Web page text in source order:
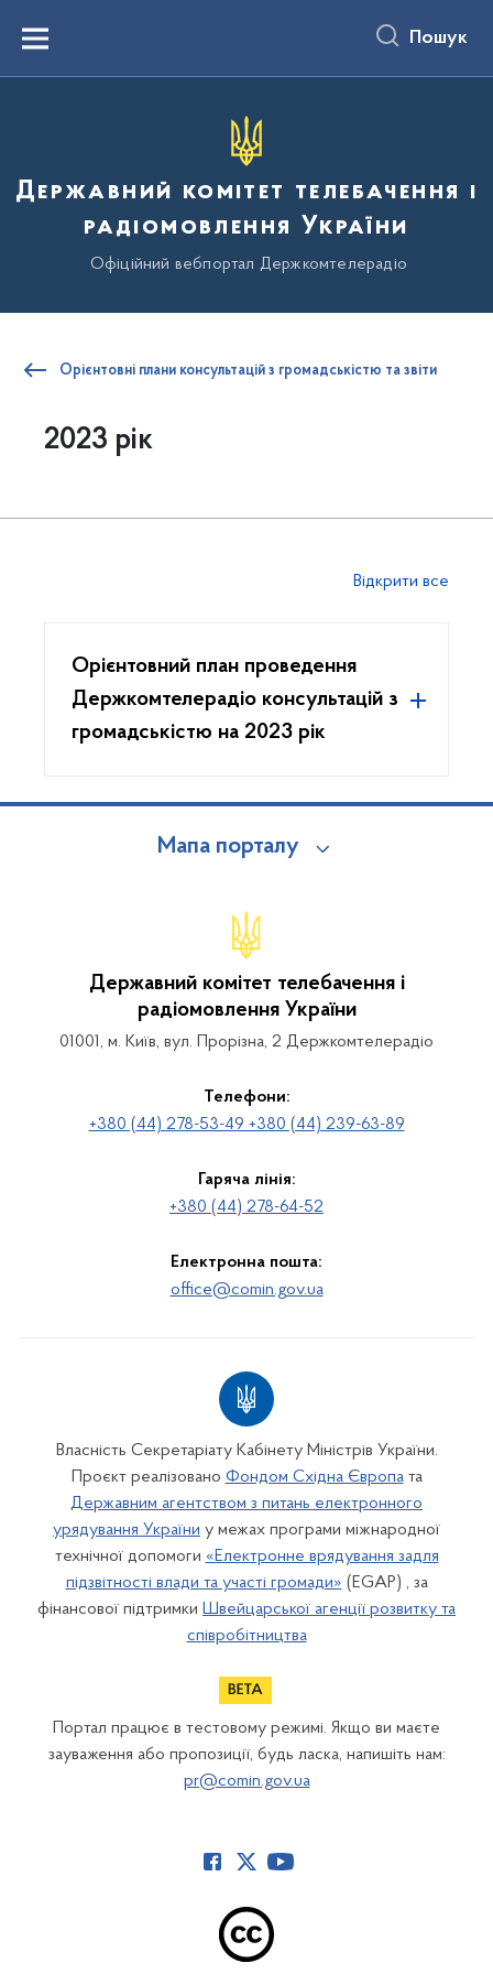
вмістуMenu Пошук
Державний комітет телебачення і
радіомовлення України
Офіційний вебпортал Держкомтелерадіо
Орієнтовні плани консультацій з громадськістю та звіти
2023 рік
Відкрити все
Орієнтовний план проведення
Держкомтелерадіо консультацій з
громадськістю на 2023 рік
Мапа порталу
Державний комітет телебачення і
радіомовлення України
01001, м. Київ, вул. Прорізна, 2 Держкомтелерадіо
Телефони:
+380 (44) 278-53-49 +380 (44) 239-63-89
Гаряча лінія:
+380 (44) 278-64-52
Електронна пошта:
office@comin.gov.ua
Власність Секретаріату Кабінету Міністрів України.
Проєкт реалізовано Фондом Східна Європата
Державним агентством з питань електронного
урядування України у межах програми міжнародної
технічної допомоги «Електронне врядування задля
підзвітності влади та участі громади» (EGAP) , за
фінансової підтримки Швейцарської агенції розвитку та
співробітництва
Портал працює в тестовому режимі. Якщо ви маєте
зауваження або пропозиції, будь ласка, напишіть нам:
pr@comin.gov.ua